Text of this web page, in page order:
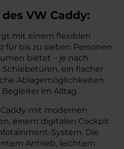
VW Caddy:
mit einem flexiblen
für bis zu sieben Personen
bietet – je nach
ein flacher
Ablagemöglichkeiten
im Alltag.
mit modernen
einem digitalen Cockpit
System. Die
Antrieb, leichtem